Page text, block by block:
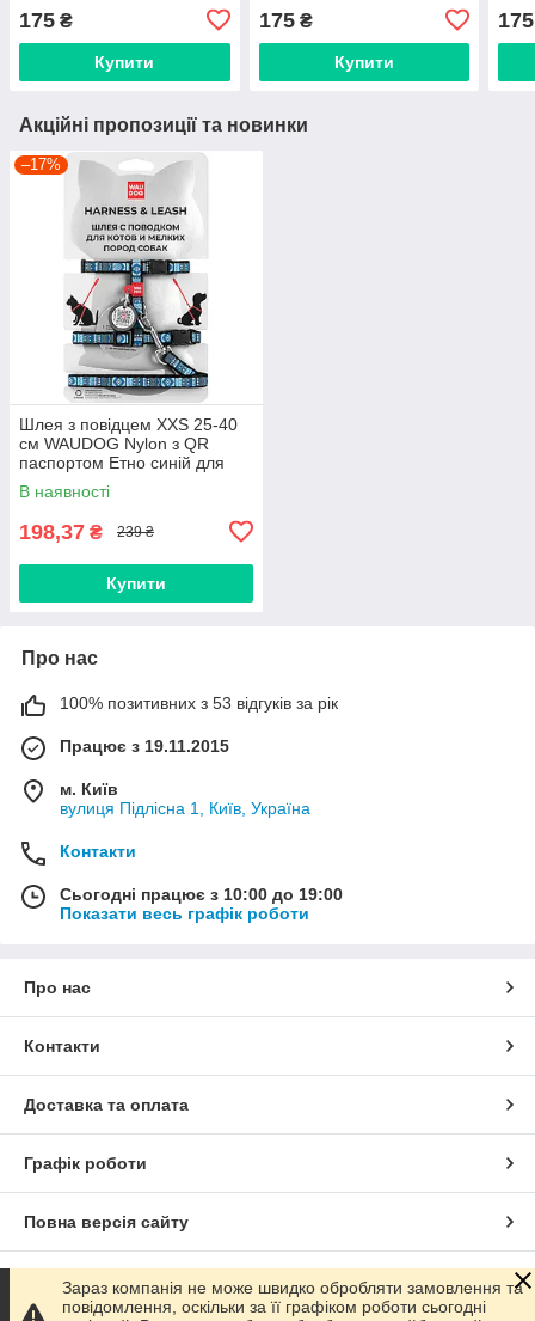
175 ₴
Купити
175₴
Купити
175
Акційні пропозиції та новинки
–17%
Шлея з повідцем XXS 25-40
см WAUDOG Nylon з QR
паспортом Етно синій для
собак та котів
В наявності
198,37 ₴ 239 ₴
Купити
Про нас
100% позитивних з 53 відгуків за рік
Працює з 19.11.2015
м. Київ
вулиця Підлісна 1, Київ, Україна
Контакти
Сьогодні працює з 10:00 до 19:00
Показати весь графік роботи
Про нас
Контакти
Доставка та оплата
Графік роботи
Повна версія сайту
Сайт створено на маркетплейсі Prom.ua
Зараз компанія не може швидко обробляти замовлення та
повідомлення, оскільки за її графіком роботи сьогодні